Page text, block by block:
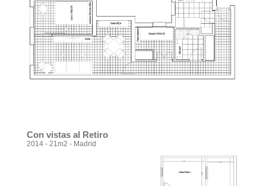
Con vistas al Retiro
2014 - 21m2 - Madrid